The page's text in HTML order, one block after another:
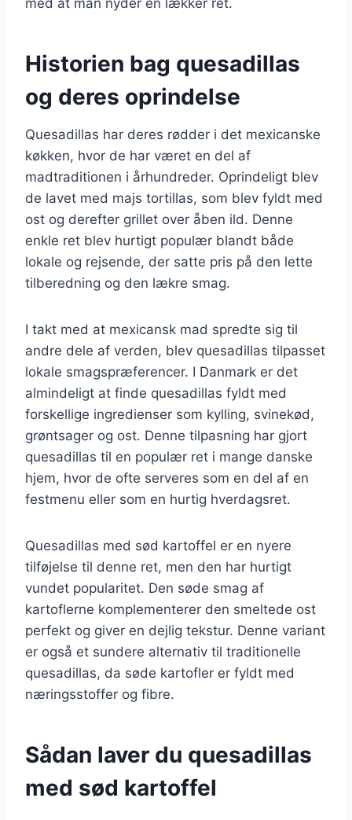
Historien bag quesadillas
og deres oprindelse
Quesadillas har deres rødder i det mexicanske
køkken, hvor de har været en del af
madtraditionen i århundreder. Oprindeligt blev
de lavet med majs tortillas, som blev fyldt med
ost og derefter grillet over åben ild. Denne
enkle ret blev hurtigt populær blandt både
lokale og rejsende, der satte pris på den lette
tilberedning og den lækre smag.
I takt med at mexicansk mad spredte sig til
andre dele af verden, blev quesadillas tilpasset
lokale smagspræferencer. I Danmark er det
almindeligt at finde quesadillas fyldt med
forskellige ingredienser som kylling, svinekød,
grøntsager og ost. Denne tilpasning har gjort
quesadillas til en populær ret i mange danske
hjem, hvor de ofte serveres som en del af en
festmenu eller som en hurtig hverdagsret.
Quesadillas med sød kartoffel er en nyere
tilføjelse til denne ret, men den har hurtigt
vundet popularitet. Den søde smag af
kartoflerne komplementerer den smeltede ost
perfekt og giver en dejlig tekstur. Denne variant
er også et sundere alternativ til traditionelle
quesadillas, da søde kartofler er fyldt med
næringsstoffer og fibre.
Sådan laver du quesadillas
med sød kartoffel